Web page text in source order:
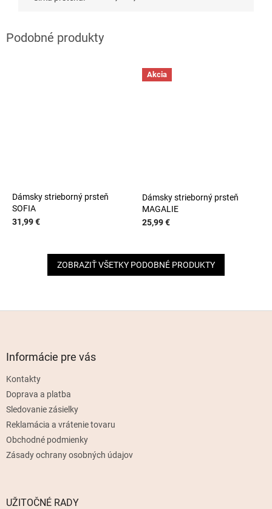
Dámsky strieborný prsteň
SOFIA
31,99 €
Akcia
Dámsky strieborný prsteň
MAGALIE
25,99 €
ZOBRAZIŤ VŠETKY PODOBNÉ PRODUKTY
Informácie pre vás
Kontakty
Doprava a platba
Sledovanie zásielky
Reklamácia a vrátenie tovaru
Obchodné podmienky
Zásady ochrany osobných údajov
UŽITOČNÉ RADY